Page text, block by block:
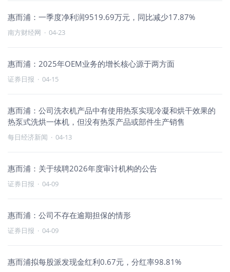
惠而浦：一季度净利润9519.69万元，同比减少17.87%
南方财经网 · 04-23
惠而浦：2025年OEM业务的增长核心源于两方面
证券日报 · 04-15
惠而浦：公司洗衣机产品中有使用热泵实现冷凝和烘干效果的
热泵式洗烘一体机，但没有热泵产品或部件生产销售
每日经济新闻 · 04-13
惠而浦：关于续聘2026年度审计机构的公告
证券日报 · 04-09
惠而浦：公司不存在逾期担保的情形
证券日报 · 04-09
惠而浦拟每股派发现金红利0.67元，分红率98.81%